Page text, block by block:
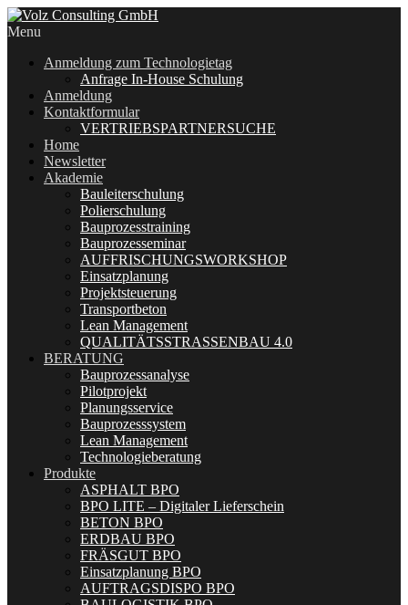
Menu
Anmeldung zum Technologietag
Anfrage In-House Schulung
Anmeldung
Kontaktformular
VERTRIEBSPARTNERSUCHE
Home
Newsletter
Akademie
Bauleiterschulung
Polierschulung
Bauprozesstraining
Bauprozesseminar
AUFFRISCHUNGSWORKSHOP
Einsatzplanung
Projektsteuerung
Transportbeton
Lean Management
QUALITÄTSSTRASSENBAU 4.0
BERATUNG
Bauprozessanalyse
Pilotprojekt
Planungsservice
Bauprozesssystem
Lean Management
Technologieberatung
Produkte
ASPHALT BPO
BPO LITE – Digitaler Lieferschein
BETON BPO
ERDBAU BPO
FRÄSGUT BPO
Einsatzplanung BPO
AUFTRAGSDISPO BPO